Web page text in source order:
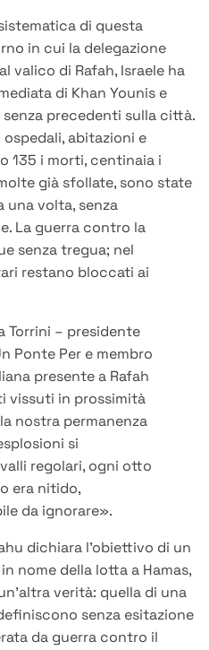
di questa
in cui la delegazione
valico di Rafah, Israele ha
di Khan Younis e
precedenti sulla città.
abitazioni e
135 i morti, centinaia i
già sfollate, sono state
volta, senza
La guerra contro la
senza tregua; nel
restano bloccati ai
Torrini – presidente
Ponte Per e membro
presente a Rafah
vissuti in prossimità
nostra permanenza
si
regolari, ogni otto
era nitido,
da ignorare».
dichiara l’obiettivo di un
nome della lotta a Hamas,
verità: quella di una
senza esitazione
da guerra contro il